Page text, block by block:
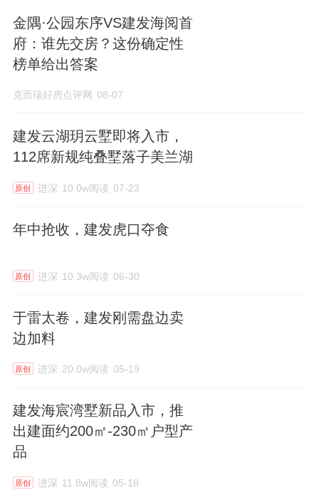
金隅·公园东序VS建发海阅首
府：谁先交房？这份确定性
榜单给出答案
克而瑞好房点评网 08-07
建发云湖玥云墅即将入市，
112席新规纯叠墅落子美兰湖
原创 进深 10.0w阅读 07-23
年中抢收，建发虎口夺食
原创 进深 10.3w阅读 06-30
于雷太卷，建发刚需盘边卖
边加料
原创 进深 20.0w阅读 05-19
建发海宸湾墅新品入市，推
出建面约200㎡-230㎡户型产
品
原创 进深 11.8w阅读 05-18